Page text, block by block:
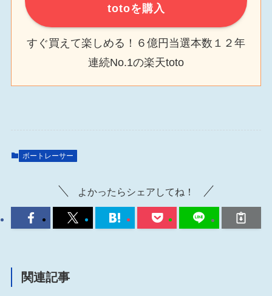
totoを購入
すぐ買えて楽しめる！６億円当選本数１２年
連続No.1の楽天toto
ボートレーサー
よかったらシェアしてね！
関連記事